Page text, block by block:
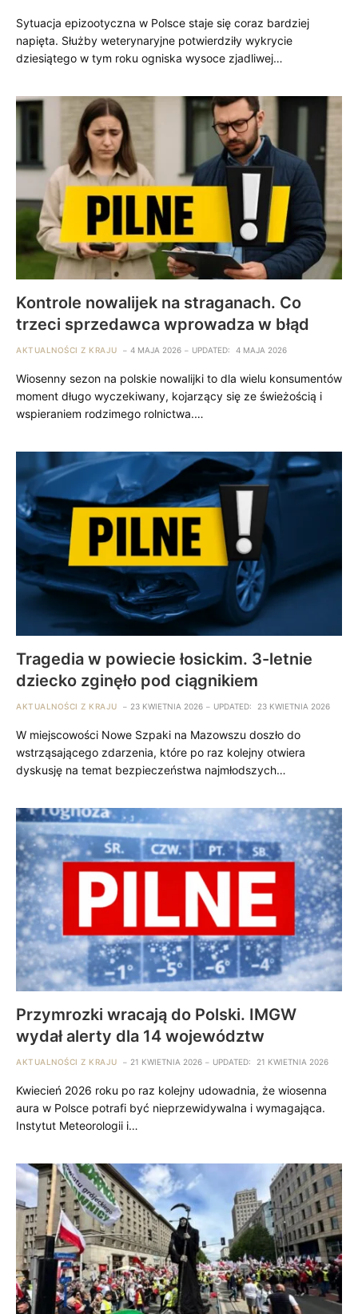
Sytuacja epizootyczna w Polsce staje się coraz bardziej
napięta. Służby weterynaryjne potwierdziły wykrycie
dziesiątego w tym roku ogniska wysoce zjadliwej…
Kontrole nowalijek na straganach. Co
trzeci sprzedawca wprowadza w błąd
AKTUALNOŚCI Z KRAJU 4 MAJA 2026 UPDATED: 4 MAJA 2026
Wiosenny sezon na polskie nowalijki to dla wielu konsumentów
moment długo wyczekiwany, kojarzący się ze świeżością i
wspieraniem rodzimego rolnictwa.…
Tragedia w powiecie łosickim. 3-letnie
dziecko zginęło pod ciągnikiem
AKTUALNOŚCI Z KRAJU 23 KWIETNIA 2026 UPDATED: 23 KWIETNIA 2026
W miejscowości Nowe Szpaki na Mazowszu doszło do
wstrząsającego zdarzenia, które po raz kolejny otwiera
dyskusję na temat bezpieczeństwa najmłodszych…
Przymrozki wracają do Polski. IMGW
wydał alerty dla 14 województw
AKTUALNOŚCI Z KRAJU 21 KWIETNIA 2026 UPDATED: 21 KWIETNIA 2026
Kwiecień 2026 roku po raz kolejny udowadnia, że wiosenna
aura w Polsce potrafi być nieprzewidywalna i wymagająca.
Instytut Meteorologii i…